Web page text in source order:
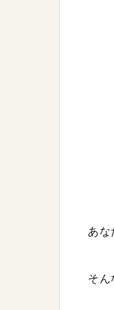
あな
そん